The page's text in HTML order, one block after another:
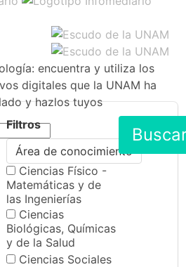
encuentra y utiliza los
digitales que la UNAM ha
y hazlos tuyos
Filtros
Área de conocimiento
Ciencias Físico -
Matemáticas y de
las Ingenierías
Ciencias
Biológicas, Químicas
y de la Salud
Ciencias Sociales